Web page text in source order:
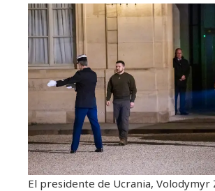
El presidente de Ucrania, Volodymyr